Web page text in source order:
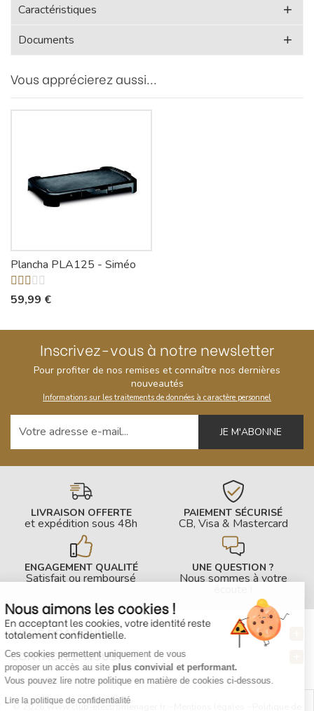
Caractéristiques
Documents
Vous apprécierez aussi...
Plancha PLA125 - Siméo
59,99 €
Inscrivez-vous à notre newsletter
Pour profiter de nos remises et connaître nos dernières
nouveautés
Informations sur les traitements de données à caractère personnel
LIVRAISON OFFERTE
et expédition sous 48h
PAIEMENT SÉCURISÉ
CB, Visa & Mastercard
ENGAGEMENT QUALITÉ
Satisfait ou remboursé
UNE QUESTION ?
Nous sommes à votre
INFOS PRATIQUES
CONTACTEZ-NOUS
© 2026 www.club-electromenager.fr -
Nous aimons les cookies !
En acceptant les cookies, votre identité reste
totalement confidentielle.
Ces cookies permettent uniquement de vous
proposer un accès au siteplus convivial et performant.
Vous pouvez lire notre politique en matière de cookies ci-dessous.
Lire la politique de confidentialité